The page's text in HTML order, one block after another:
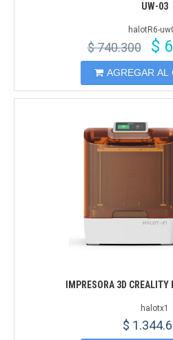
UW-03
halotR6-
$ 740.300 $
AGREGAR AL
IMPRESORA 3D
halotx1
$